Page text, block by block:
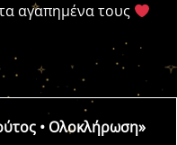
αγαπημένα τους
• Ολοκλήρωση»